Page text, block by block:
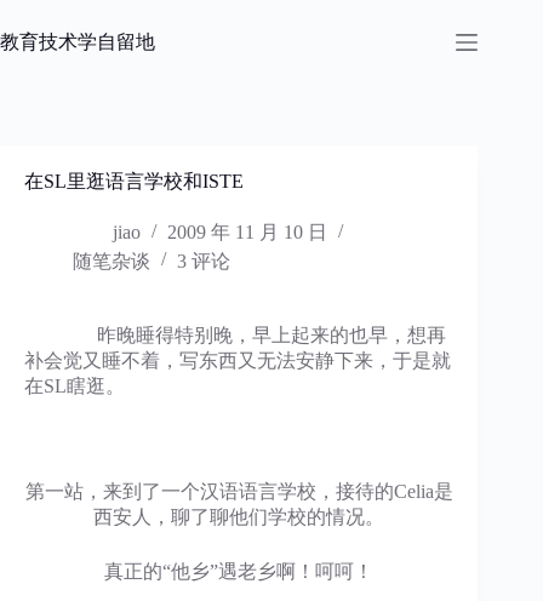
过
教育技术学自留地
在SL里逛语言学校和ISTE
jiao
2009 年 11 月 10 日
随笔杂谈
3 评论
昨晚睡得特别晚，早上起来的也早，想再
补会觉又睡不着，写东西又无法安静下来，于是就
在SL瞎逛。
第一站，来到了一个汉语语言学校，接待的Celia是
西安人，聊了聊他们学校的情况。
真正的“他乡”遇老乡啊！呵呵！